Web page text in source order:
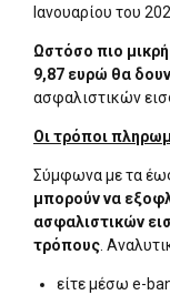
Ιανουαρίου του
Ωστόσο πιο
9,87 ευρώ θα
ασφαλιστικών
Oι τρόποι
Σύμφωνα με τα
μπορούν να
ασφαλιστικών
τρόπους .
είτε μέσω e-